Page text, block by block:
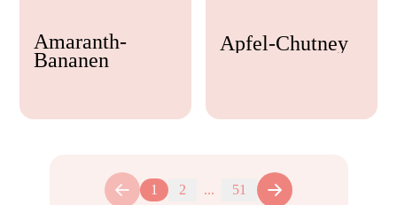
Amaranth-
Bananen
Apfel-Chutney
1 2 ... 51